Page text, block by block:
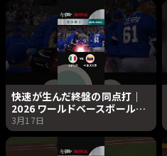
快速が生んだ終盤の同点打｜
2026 ワールドベースボールク
ラシック | Netflix Japan
3月17日